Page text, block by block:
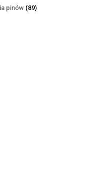
produktów
pinów 8989